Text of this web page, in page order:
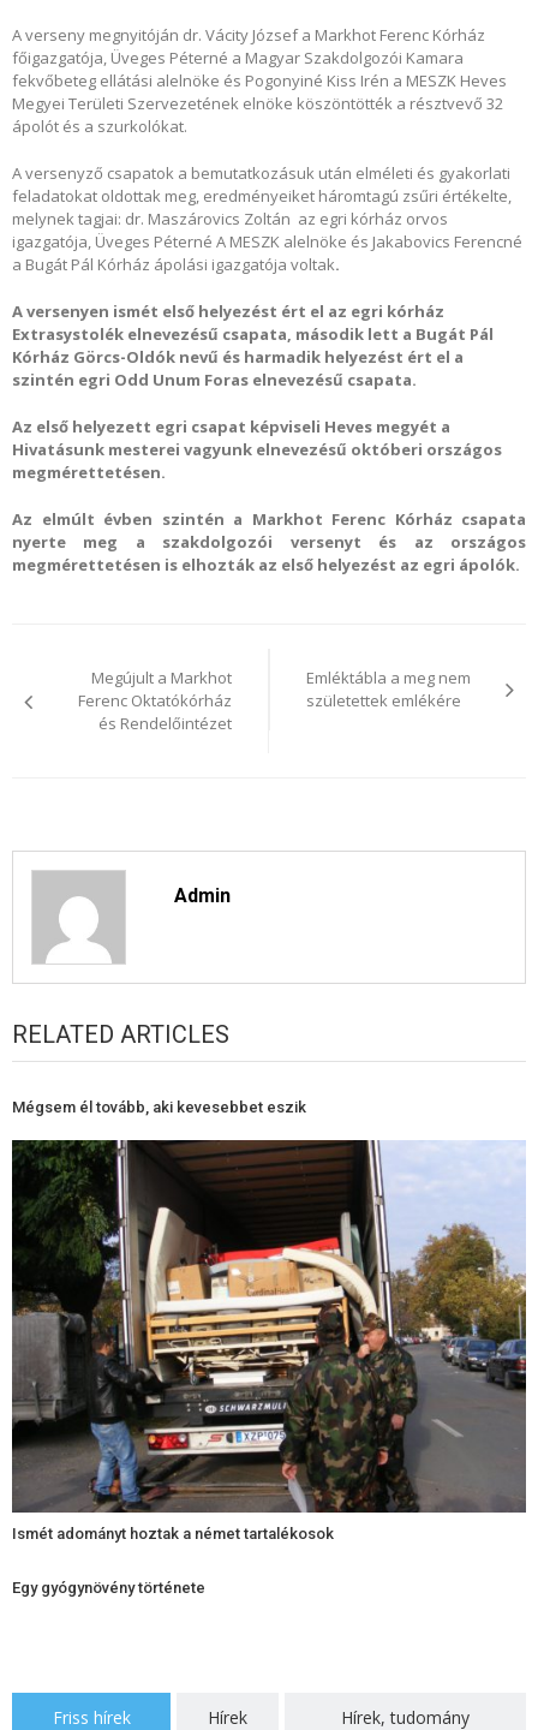
A verseny megnyitóján dr. Vácity József a Markhot Ferenc Kórház
főigazgatója, Üveges Péterné a Magyar Szakdolgozói Kamara
fekvőbeteg ellátási alelnöke és Pogonyiné Kiss Irén a MESZK Heves
Megyei Területi Szervezetének elnöke köszöntötték a résztvevő 32
ápolót és a szurkolókat.
A versenyző csapatok a bemutatkozásuk után elméleti és gyakorlati
feladatokat oldottak meg, eredményeiket háromtagú zsűri értékelte,
melynek tagjai: dr. Maszárovics Zoltán az egri kórház orvos
igazgatója, Üveges Péterné A MESZK alelnöke és Jakabovics Ferencné
a Bugát Pál Kórház ápolási igazgatója voltak.
A versenyen ismét első helyezést ért el az egri kórház
Extrasystolék elnevezésű csapata, második lett a Bugát Pál
Kórház Görcs-Oldók nevű és harmadik helyezést ért el a
szintén egri Odd Unum Foras elnevezésű csapata.
Az első helyezett egri csapat képviseli Heves megyét a
Hivatásunk mesterei vagyunk elnevezésű októberi országos
megmérettetésen.
Az elmúlt évben szintén a Markhot Ferenc Kórház csapata
nyerte meg a szakdolgozói versenyt és az országos
megmérettetésen is elhozták az első helyezést az egri ápolók.
navigációMegújult a Markhot
Ferenc Oktatókórház
és Rendelőintézet
Emléktábla a meg nem
születettek emlékére​
Admin
RELATED ARTICLES
Mégsem él tovább, aki kevesebbet eszik
Ismét adományt hoztak a német tartalékosok
Egy gyógynövény története
Friss hírek Hírek Hírek, tudomány